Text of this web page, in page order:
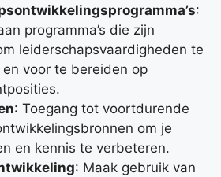
:
programma’s die zijn
leiderschapsvaardigheden te
voor te bereiden op
: Toegang tot voortdurende
om je
en kennis te verbeteren.
: Maak gebruik van